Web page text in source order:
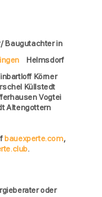
Baugutachter in
Helmsdorf
Körner
Küllstedt
Vogtei
Altengottern
bauexperte.com,
.
oder